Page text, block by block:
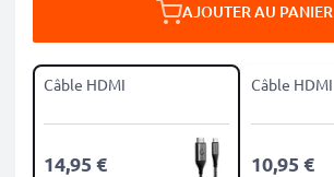
AJOUTER AU PANIER
Câble HDMI
14,95 €
Câble HDMI
10,95 €